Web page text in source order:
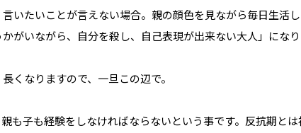
いたいことが言えない場合。親の顔色を見ながら毎日生活
がいながら、自分を殺し、自己表現が出来ない大人」になり
くなりますので、一旦この辺で。
も子も経験をしなければならないという事です。反抗期と